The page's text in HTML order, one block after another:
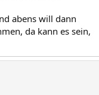
abens will dann
da kann es sein,